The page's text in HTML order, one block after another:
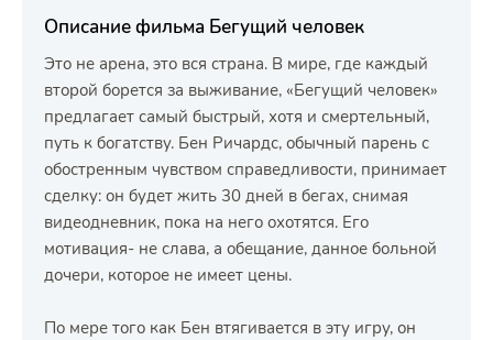
Описание фильма Бегущий человек
Это не арена, это вся страна. В мире, где каждый
второй борется за выживание, «Бегущий человек»
предлагает самый быстрый, хотя и смертельный,
путь к богатству. Бен Ричардс, обычный парень с
обостренным чувством справедливости, принимает
сделку: он будет жить 30 дней в бегах, снимая
видеодневник, пока на него охотятся. Его
мотивация- не слава, а обещание, данное больной
дочери, которое не имеет цены.
По мере того как Бен втягивается в эту игру, он